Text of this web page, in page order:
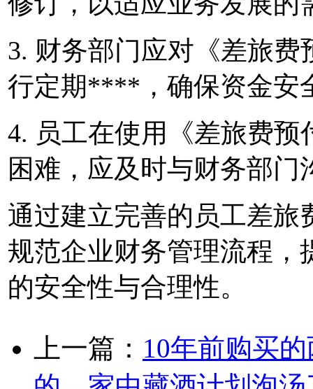
3. 财务部门应对《差旅
行定期****，确保资金安
4. 员工在使用《差旅费
困难，应及时与财务部门
通过建立完善的员工差
规范企业财务管理流程，
的安全性与合理性。
上一篇： 10年前购买